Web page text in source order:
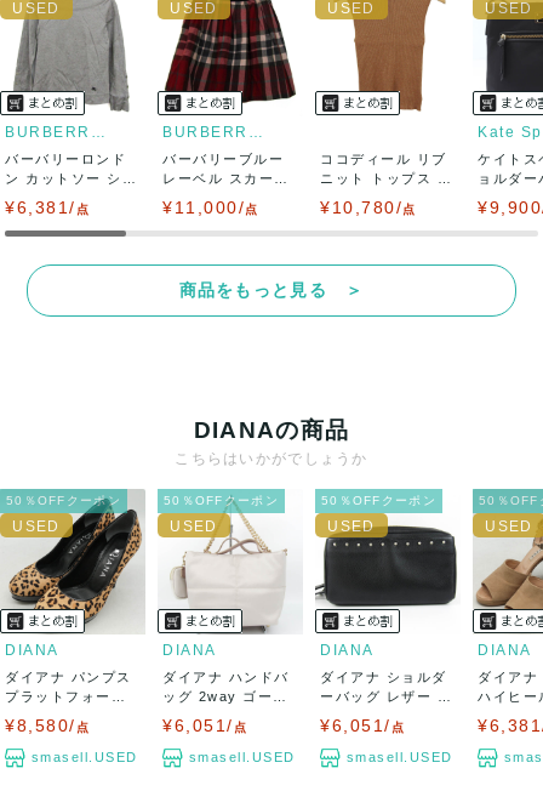
い致します。対応できることがあれば、誠意をもって対応致
します。
また並行輸入品もございますので、真贋方法などお答えでき
ない場合もございます。
万が一、購入後に偽造品等が発覚しましたら、返品・返金に
決済方法
送料：¥1,650 (見込み)
送料表を確認する
出荷目安：5営業日以内
出荷予定日：なるべく最短で発送致します。
兵庫県から出荷
BURBERRY LONDON
バーバリーロンド
ン カットソー シャ
¥6,381/ 点
BURBERRY BLUE LABEL
バーバリーブルー
レーベル スカート
¥11,000/点
ココディール リブ
ニット トップス ノ
¥10,780/点
Kate
ケイトス
ョルダ
商品をもっと見る ＞
DIANAの商品
こちらはいかがでしょうか
50％OFFクーポン
DIANA
ダイアナ パンプス
プラットフォーム
¥8,580/ 点
smasell.USED
50％OFFクーポン
DIANA
ダイアナ ハンドバ
ッグ 2way ゴール
¥6,051/ 点
smasell.USED
50％OFFクーポン
DIANA
ダイアナ ショルダ
ーバッグ レザー 斜
¥6,051/ 点
smasell.USED
50％OFF
DIANA
ダイアナ
ハイヒー